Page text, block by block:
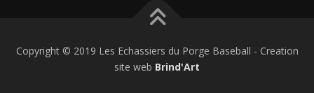
Copyright © 2019 Les Echassiers du Porge Baseball - Creation
site web Brind'Art